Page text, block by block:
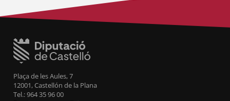
Plaça de les Aules, 7
12001, Castellón de la Plana
Tel.: 964 35 96 00